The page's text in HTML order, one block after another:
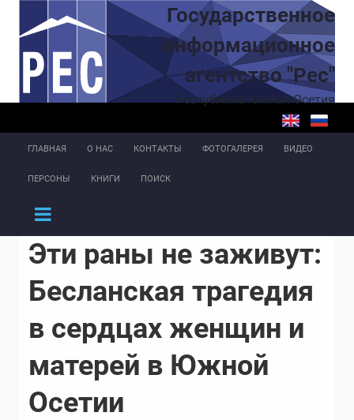
Перейти к основному содержаниюГосударственное
информационное
агентство "Рес"
Республика Южная Осетия
ГЛАВНАЯ О НАС КОНТАКТЫ ФОТОГАЛЕРЕЯ ВИДЕО
ПЕРСОНЫ КНИГИ ПОИСК
Эти раны не заживут:
Бесланская трагедия
в сердцах женщин и
матерей в Южной
Осетии